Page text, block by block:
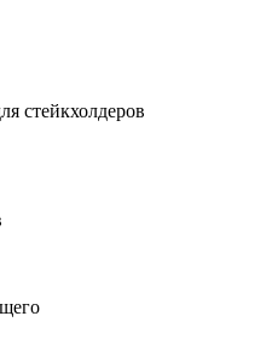
стейкхолдеров